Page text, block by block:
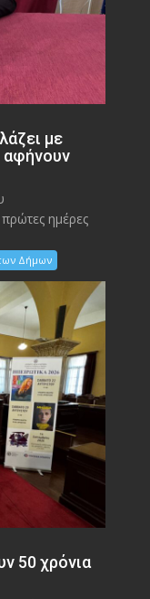
με
αφήνουν
ημέρες
Δήμων
50 χρόνια